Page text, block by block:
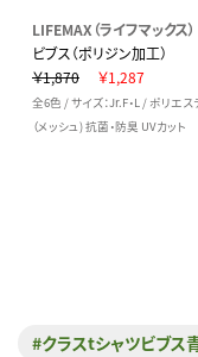
LIFEMAX（ライフマックス）
ビブス（ポリジン加工）
￥1,870
￥1,287
全6色 / サイズ：Jr.F・L / ポリエ
（メッシュ) 抗菌・防臭 UVカット
#クラスtシャツビブス